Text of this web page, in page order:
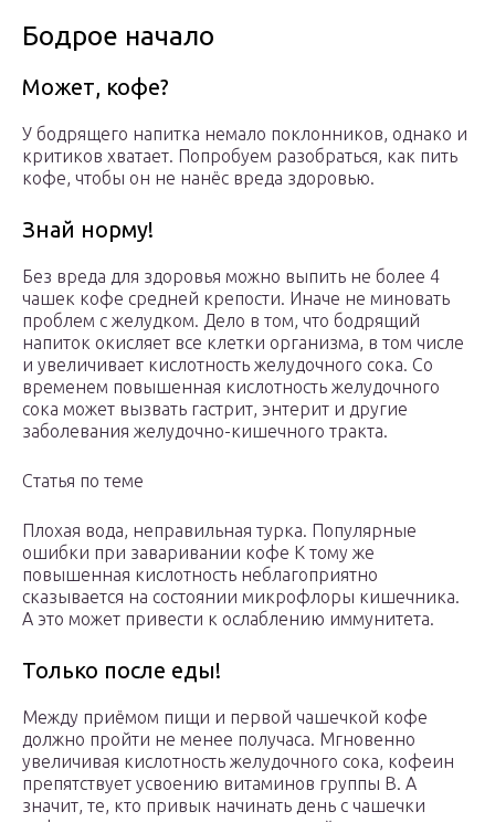
Бодрое начало
Может, кофе?
У бодрящего напитка немало поклонников, однако и
критиков хватает. Попробуем разобраться, как пить
кофе, чтобы он не нанёс вреда здоровью.
Знай норму!
Без вреда для здоровья можно выпить не более 4
чашек кофе средней крепости. Иначе не миновать
проблем с желудком. Дело в том, что бодрящий
напиток окисляет все клетки организма, в том числе
и увеличивает кислотность желудочного сока. Со
временем повышенная кислотность желудочного
сока может вызвать гастрит, энтерит и другие
заболевания желудочно-кишечного тракта.
Статья по теме
Плохая вода, неправильная турка. Популярные
ошибки при заваривании кофе К тому же
повышенная кислотность неблагоприятно
сказывается на состоянии микрофлоры кишечника.
А это может привести к ослаблению иммунитета.
Только после еды!
Между приёмом пищи и первой чашечкой кофе
должно пройти не менее получаса. Мгновенно
увеличивая кислотность желудочного сока, кофеин
препятствует усвоению витаминов группы В. А
значит, те, кто привык начинать день с чашечки